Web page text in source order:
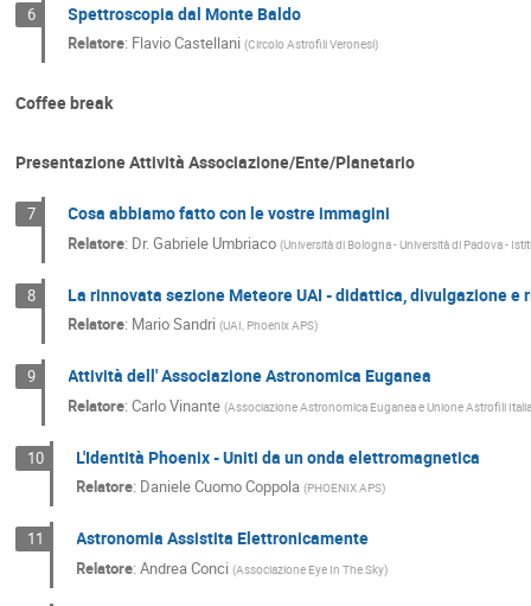
6 Spettroscopia dal Monte Baldo
Relatore: Flavio Castellani (Circolo Astrofili Veronesi)
Coffee break
Presentazione Attività Associazione/Ente/Planetario
7 Cosa abbiamo fatto con le vostre immagini
Relatore: Dr.Gabriele Umbriaco (Università di Bologna - Università di Padova -
8 La rinnovata sezione Meteore UAI - didattica, divulgazione e
Relatore: Mario Sandri (UAI, Phoenix APS)
9 Attività dell' Associazione Astronomica Euganea
Relatore:Carlo Vinante (Associazione Astronomica Euganea e Unione Astrofili
10 L'Identità Phoenix - Uniti da un onda elettromagnetica
Relatore: Daniele Cuomo Coppola (PHOENIX APS)
11 Astronomia Assistita Elettronicamente
Relatore:Andrea Conci (Associazione Eye In The Sky)